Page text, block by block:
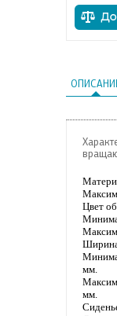
Цвет
мм.
мм.